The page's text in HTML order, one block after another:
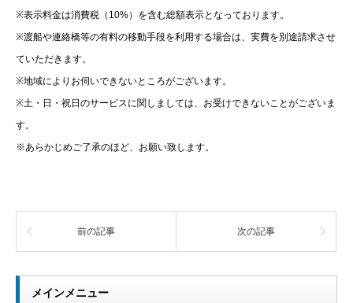
※表示料金は消費税（10%）を含む総額表示となっております。
※渡船や連絡橋等の有料の移動手段を利用する場合は、実費を別途請求させ
ていただきます。
※地域によりお伺いできないところがございます。
※土・日・祝日のサービスに関しましては、お受けできないことがございま
す。
※あらかじめご了承のほど、お願い致します。
前の記事 次の記事
メインメニュー